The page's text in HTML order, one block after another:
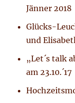
Jänner 2018
Glücks-
und
„Let´s talk
am 23.10.´17